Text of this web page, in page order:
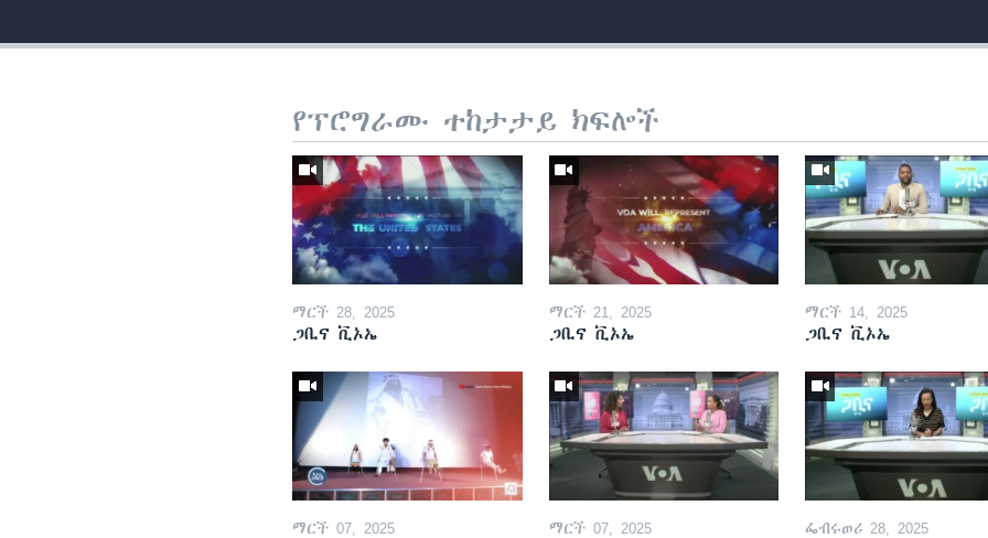
የፕሮግራሙ ተከታታይ ክፍሎች
ማርች 28, 2025
ጋቢና ቪኦኤ
ማርች 21, 2025
ጋቢና ቪኦኤ
ማርች 14, 2025
ጋቢና ቪኦኤ
ማርች 07, 2025 ማርች 07, 2025 ፌብሩወሪ 28, 2025